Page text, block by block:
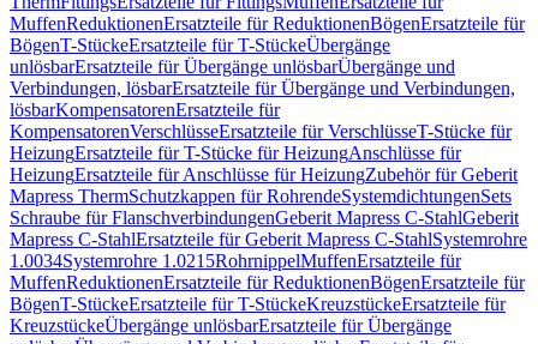
MuffenReduktionenErsatzteile für ReduktionenBögenErsatzteile für
BögenT-StückeErsatzteile für T-StückeÜbergänge
unlösbarErsatzteile für Übergänge unlösbarÜbergänge und
Verbindungen, lösbarErsatzteile für Übergänge und Verbindungen,
lösbarKompensatorenErsatzteile für
KompensatorenVerschlüsseErsatzteile für VerschlüsseT-Stücke für
HeizungErsatzteile für T-Stücke für HeizungAnschlüsse für
HeizungErsatzteile für Anschlüsse für HeizungZubehör für Geberit
Mapress ThermSchutzkappen für RohrendeSystemdichtungenSets
Schraube für FlanschverbindungenGeberit Mapress C-StahlGeberit
Mapress C-StahlErsatzteile für Geberit Mapress C-StahlSystemrohre
1.0034Systemrohre 1.0215RohrnippelMuffenErsatzteile für
MuffenReduktionenErsatzteile für ReduktionenBögenErsatzteile für
BögenT-StückeErsatzteile für T-StückeKreuzstückeErsatzteile für
KreuzstückeÜbergänge unlösbarErsatzteile für Übergänge